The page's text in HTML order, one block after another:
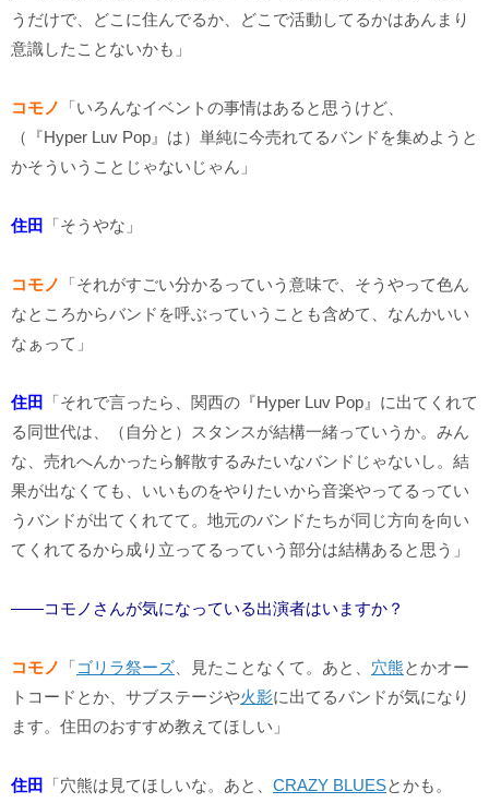
うだけで、どこに住んでるか、どこで活動してるかはあんまり
意識したことないかも」
コモノ
「いろんなイベントの事情はあると思うけど、
（『Hyper Luv Pop』は）単純に今売れてるバンドを集めようと
かそういうことじゃないじゃん」
住田 「そうやな」
コモノ
「それがすごい分かるっていう意味で、そうやって色ん
なところからバンドを呼ぶっていうことも含めて、なんかいい
なぁって」
住田
「それで言ったら、関西の『Hyper Luv Pop』に出てくれて
る同世代は、（自分と）スタンスが結構一緒っていうか。みん
な、売れへんかったら解散するみたいなバンドじゃないし。結
果が出なくても、いいものをやりたいから音楽やってるってい
うバンドが出てくれてて。地元のバンドたちが同じ方向を向い
てくれてるから成り立ってるっていう部分は結構あると思う」
――コモノさんが気になっている出演者はいますか？
コモノ 「ゴリラ祭ーズ 、見たことなくて。あと、 穴熊とかオー
トコードとか、サブステージや火影に出てるバンドが気になり
ます。住田のおすすめ教えてほしい」
住田 「穴熊は見てほしいな。あと、 CRAZY BLUESとかも。